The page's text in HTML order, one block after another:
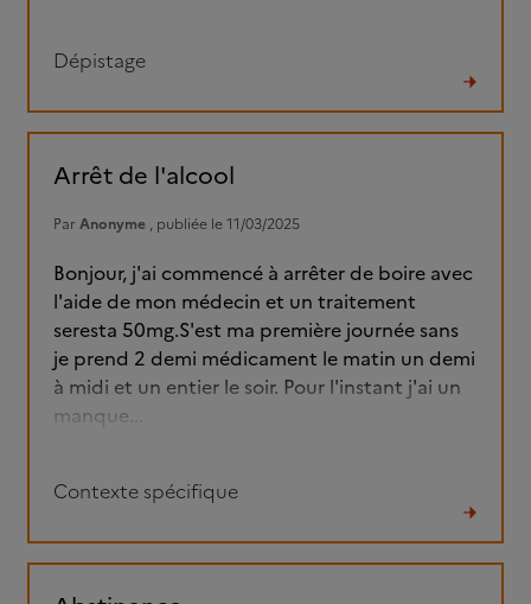
Dépistage
le
Arrêt de l'alcool
Par Anonyme , publiée le 11/03/2025
Bonjour, j'ai commencé à arrêter de boire avec
l'aide de mon médecin et un traitement
seresta 50mg.S'est ma première journée sans
je prend 2 demi médicament le matin un demi
à midi et un entier le soir. Pour l'instant j'ai un
manque...
Contexte spécifique
le